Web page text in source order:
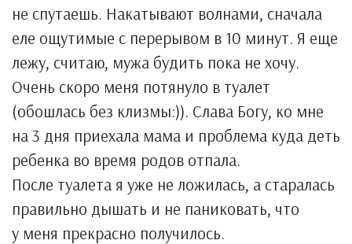
не спутаешь. Накатывают волнами, сначала
еле ощутимые с перерывом в 10 минут. Я еще
лежу, считаю, мужа будить пока не хочу.
Очень скоро меня потянуло в туалет
(обошлась без клизмы:)). Слава Богу, ко мне
на 3 дня приехала мама и проблема куда деть
ребенка во время родов отпала.
После туалета я уже не ложилась, а старалась
правильно дышать и не паниковать, что
у меня прекрасно получилось.